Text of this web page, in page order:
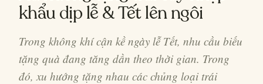
khẩu dịp lễ & Tết lên ngôi
Trong không khí cận kề ngày lễ Tết, nhu cầu biếu
tặng quà đang tăng dần theo thời gian. Trong
đó, xu hướng tặng nhau các chủng loại trái